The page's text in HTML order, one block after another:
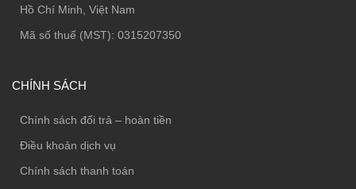
Hồ Chí Minh, Việt Nam
Mã số thuế (MST): 0315207350
CHÍNH SÁCH
Chính sách đổi trả – hoàn tiền
Điều khoản dịch vụ
Chính sách thanh toán